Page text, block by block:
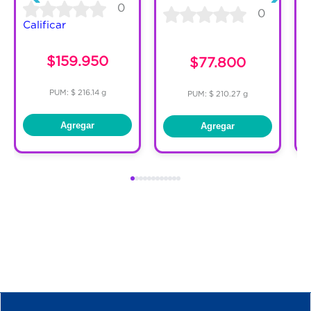
0
Calificar
$159.950
PUM: $ 216.14 g
Agregar
0
$77.800
PUM: $ 210.27 g
Agregar